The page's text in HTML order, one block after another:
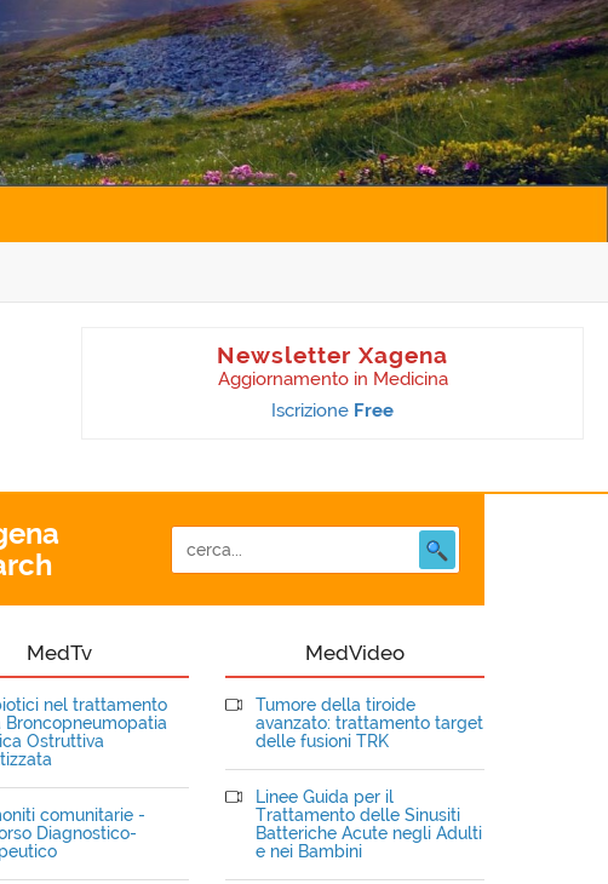
Newsletter Xagena
Aggiornamento in Medicina
Iscrizione Free
MedTv
nel trattamento
Broncopneumopatia
Ostruttiva
comunitarie -
Diagnostico-
MedVideo
Tumore della tiroide
avanzato: trattamento target
delle fusioni TRK
Linee Guida per il
Trattamento delle Sinusiti
Batteriche Acute negli Adulti
e nei Bambini